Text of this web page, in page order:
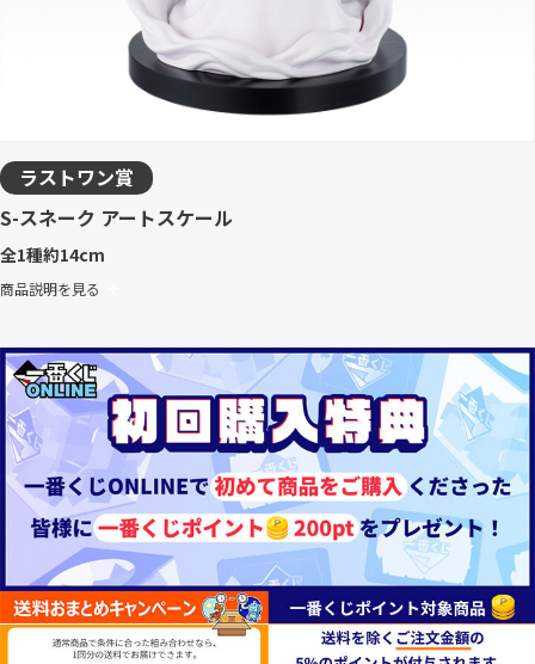
ラストワン賞
S-スネーク アートスケール
全1種約14cm
商品説明を見る